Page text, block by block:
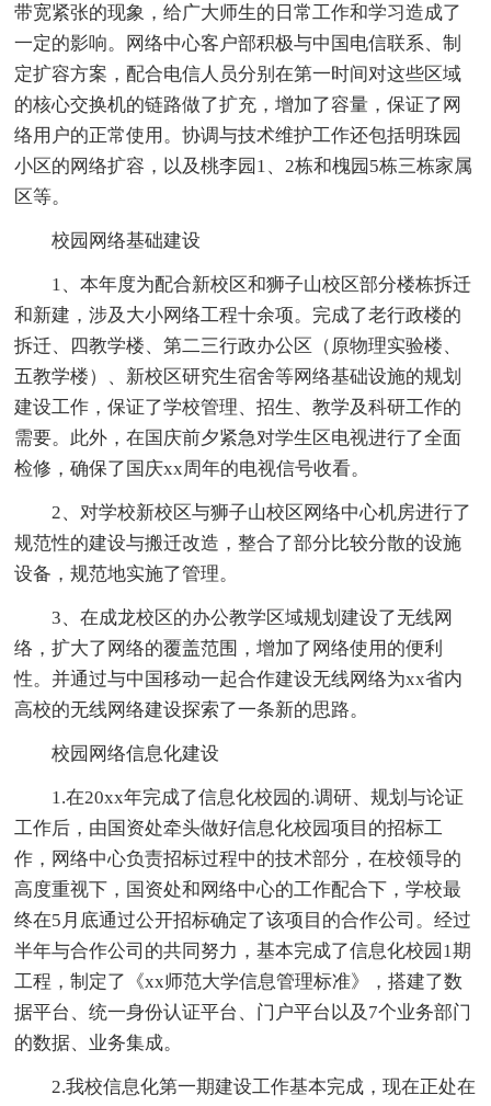
带宽紧张的现象，给广大师生的日常工作和学习造成了
一定的影响。网络中心客户部积极与中国电信联系、制
定扩容方案，配合电信人员分别在第一时间对这些区域
的核心交换机的链路做了扩充，增加了容量，保证了网
络用户的正常使用。协调与技术维护工作还包括明珠园
小区的网络扩容，以及桃李园1、2栋和槐园5栋三栋家属
区等。
校园网络基础建设
1、本年度为配合新校区和狮子山校区部分楼栋拆迁
和新建，涉及大小网络工程十余项。完成了老行政楼的
拆迁、四教学楼、第二三行政办公区（原物理实验楼、
五教学楼）、新校区研究生宿舍等网络基础设施的规划
建设工作，保证了学校管理、招生、教学及科研工作的
需要。此外，在国庆前夕紧急对学生区电视进行了全面
检修，确保了国庆xx周年的电视信号收看。
2、对学校新校区与狮子山校区网络中心机房进行了
规范性的建设与搬迁改造，整合了部分比较分散的设施
设备，规范地实施了管理。
3、在成龙校区的办公教学区域规划建设了无线网
络，扩大了网络的覆盖范围，增加了网络使用的便利
性。并通过与中国移动一起合作建设无线网络为xx省内
高校的无线网络建设探索了一条新的思路。
校园网络信息化建设
1.在20xx年完成了信息化校园的.调研、规划与论证
工作后，由国资处牵头做好信息化校园项目的招标工
作，网络中心负责招标过程中的技术部分，在校领导的
高度重视下，国资处和网络中心的工作配合下，学校最
终在5月底通过公开招标确定了该项目的合作公司。经过
半年与合作公司的共同努力，基本完成了信息化校园1期
工程，制定了《xx师范大学信息管理标准》，搭建了数
据平台、统一身份认证平台、门户平台以及7个业务部门
的数据、业务集成。
2.我校信息化第一期建设工作基本完成，现在正处在